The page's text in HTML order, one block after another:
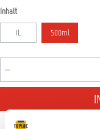
Inhaltauswählen
1L 500ml
Produkt Anzahl: Gib